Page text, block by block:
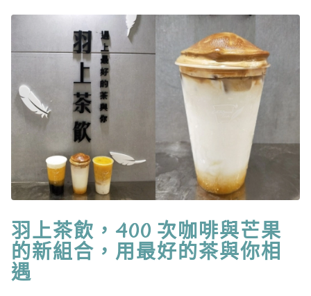
羽上茶飲，400 次咖啡與芒果
的新組合，用最好的茶與你相
遇